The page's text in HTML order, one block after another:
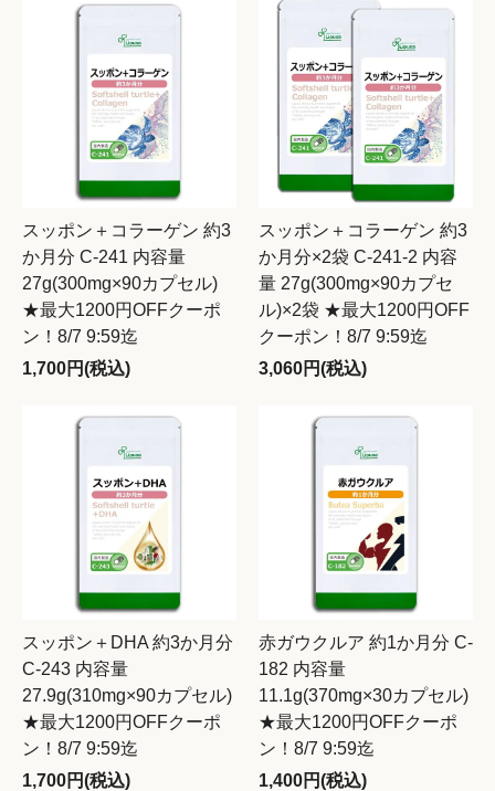
スッポン＋コラーゲン 約3
か月分 C-241 内容量
27g(300mg×90カプセル)
★最大1200円OFFクーポ
ン！8/7 9:59迄
1,700円(税込)
スッポン＋コラーゲン 約3
か月分×2袋 C-241-2 内容
量 27g(300mg×90カプセ
ル)×2袋 ★最大1200円OFF
クーポン！8/7 9:59迄
3,060円(税込)
スッポン＋DHA 約3か月分
C-243 内容量
27.9g(310mg×90カプセル)
★最大1200円OFFクーポ
ン！8/7 9:59迄
1,700円(税込)
赤ガウクルア 約1か月分 C-
182 内容量
11.1g(370mg×30カプセル)
★最大1200円OFFクーポ
ン！8/7 9:59迄
1,400円(税込)